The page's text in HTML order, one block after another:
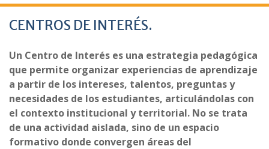
CENTROS DE INTERÉS.
Un Centro de Interés es una estrategia pedagógica
que permite organizar experiencias de aprendizaje
a partir de los intereses, talentos, preguntas y
necesidades de los estudiantes, articulándolas con
el contexto institucional y territorial. No se trata
de una actividad aislada, sino de un espacio
formativo donde convergen áreas del